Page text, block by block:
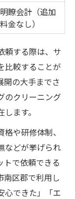
明瞭会計（追加
料金なし）
頼する際は、サ
比較することが
開の大手までさ
のクリーニング
ます。
や研修体制、
などが挙げられ
トで依頼できる
南区郡で利用し
心できた」「エ